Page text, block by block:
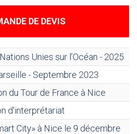
DE DEVIS
Unies sur l’Océan - 2025
- Septembre 2023
du Tour de France à Nice
d'interprétariat
City» à Nice le 9 décembre